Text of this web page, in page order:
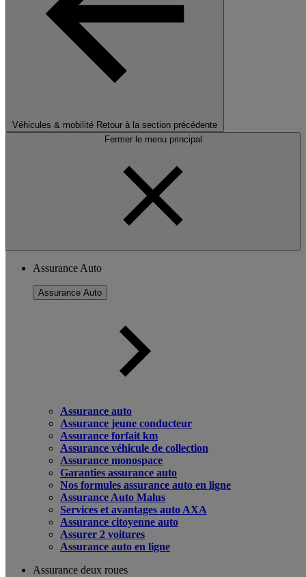
Véhicules & mobilité Retour à la section précédente
Fermer le menu principal
Assurance Auto
Assurance Auto
Assurance auto
Assurance jeune conducteur
Assurance forfait km
Assurance véhicule de collection
Assurance monospace
Garanties assurance auto
Nos formules assurance auto en ligne
Assurance Auto Malus
Services et avantages auto AXA
Assurance citoyenne auto
Assurer 2 voitures
Assurance auto en ligne
Assurance deux roues